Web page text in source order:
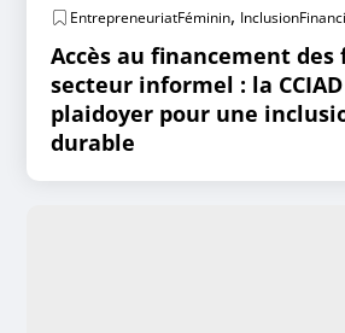
EntrepreneuriatFéminin,
Accès au financement des
secteur informel : la
plaidoyer pour une
durable